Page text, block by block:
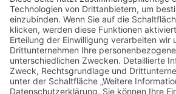
AGB
Datenschutz
Deutsch Österreich